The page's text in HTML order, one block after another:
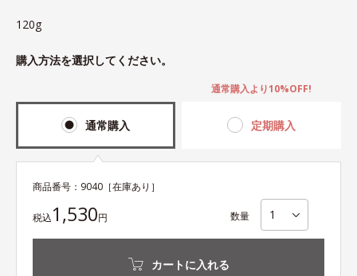
120g
購入方法を選択してください。
通常購入 定期購入
通常購入より10%OFF!
商品番号： 9040 ［在庫あり］
税込1,530円 数量
カートに入れる